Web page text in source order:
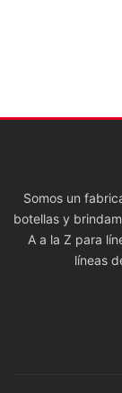
Somos un
botellas y
A a la Z para
líneas